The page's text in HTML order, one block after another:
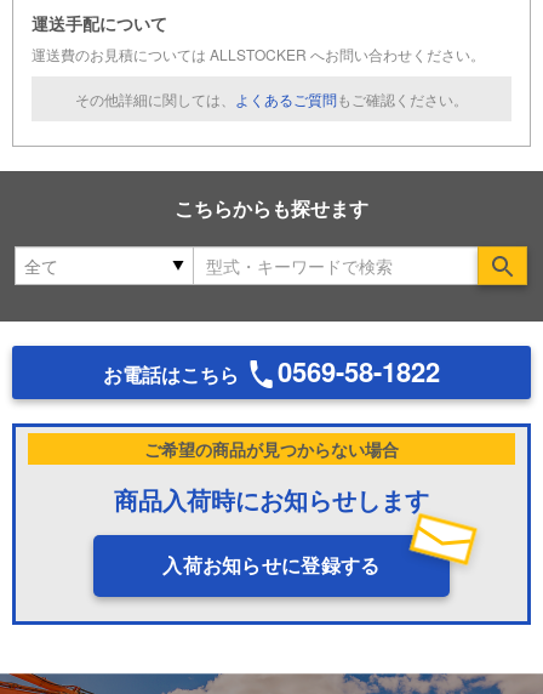
運送手配について
運送費のお見積については ALLSTOCKER へお問い合わせください。
その他詳細に関しては、 よくあるご質問もご確認ください。
こちらからも探せます
お電話はこちら 0569-58-1822
ご希望の商品が見つからない場合
商品入荷時にお知らせします
入荷お知らせに登録する